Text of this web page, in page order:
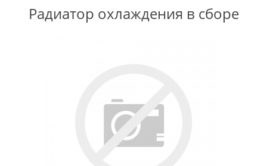
Радиатор охлаждения в сборе